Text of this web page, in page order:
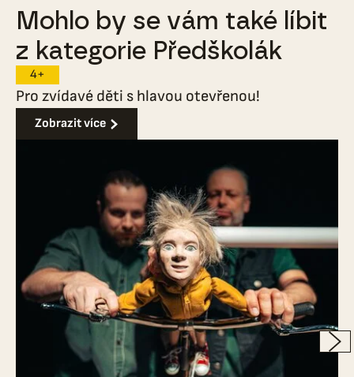
Mohlo by se vám také líbit
z kategorie Předškolák
4+
Pro zvídavé děti s hlavou otevřenou!
Zobrazit více